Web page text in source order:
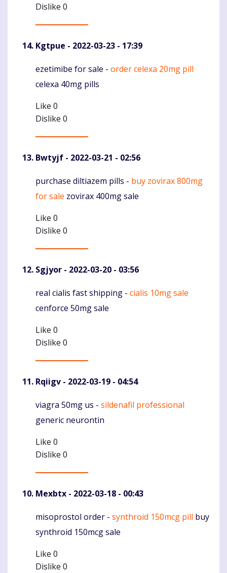
Dislike 0
Kgtpue - 2022-03-23 - 17:39
Komentaras
ezetimibe for sale - order celexa 20mg pill
celexa 40mg pills
Like 0
Dislike 0
Bwtyjf - 2022-03-21 - 02:56
Komentaras
purchase diltiazem pills - buy zovirax 800mg
for sale zovirax 400mg sale
Like 0
Dislike 0
Sgjyor - 2022-03-20 - 03:56
Komentaras
real cialis fast shipping - cialis 10mg sale
cenforce 50mg sale
Like 0
Dislike 0
Rqiigv - 2022-03-19 - 04:54
Komentaras
viagra 50mg us - sildenafil professional
generic neurontin
Like 0
Dislike 0
Mexbtx - 2022-03-18 - 00:43
Komentaras
misoprostol order - synthroid 150mcg pill buy
synthroid 150mcg sale
Like 0
Dislike 0